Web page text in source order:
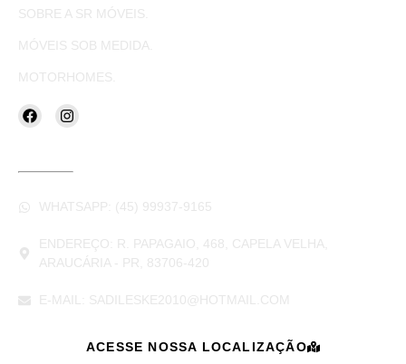
SOBRE A SR MÓVEIS.
MÓVEIS SOB MEDIDA.
MOTORHOMES.
WHATSAPP: (45) 99937-9165
ENDEREÇO: R. PAPAGAIO, 468, CAPELA VELHA,
ARAUCÁRIA - PR, 83706-420
E-MAIL: SADILESKE2010@HOTMAIL.COM
ACESSE NOSSA LOCALIZAÇÃO